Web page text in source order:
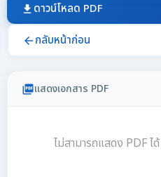
download ดาวน์โหลด PDF
arrow_back กลับหน้าก่อน
picture_as_pdfแสดงเอกสาร PDF
ไม่สามารถแสดง PDF